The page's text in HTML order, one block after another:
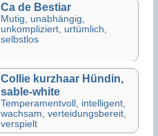
Ca de Bestiar
Mutig, unabhängig,
unkompliziert, urtümlich,
selbstlos
Collie kurzhaar Hündin,
sable-white
Temperamentvoll, intelligent,
wachsam, verteidungsbereit,
verspielt